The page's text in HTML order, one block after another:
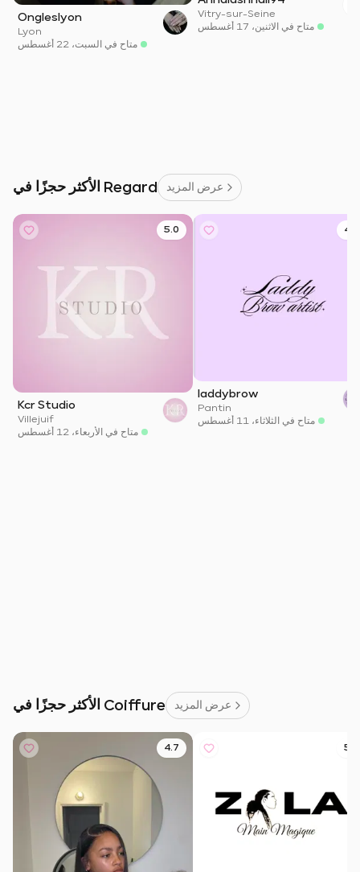
Ongleslyon
Lyon
متاح في السبت، 22 أغسطس
Vitry-sur-Seine
متاح في الاثنين، 17 أغسطس
الأكثر حجزًا في Regard عرض المزيد
5.0
Kcr Studio
Villejuif
متاح في الأربعاء، 12 أغسطس
4.9
laddybrow
Pantin
متاح في الثلاثاء، 11 أغسطس
الأكثر حجزًا في Coiffure عرض المزيد
4.7 5.0